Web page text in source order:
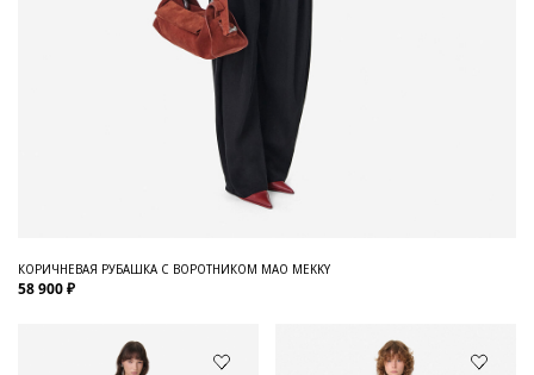
КОРИЧНЕВАЯ РУБАШКА С ВОРОТНИКОМ МАО MEKKY
58 900 ₽